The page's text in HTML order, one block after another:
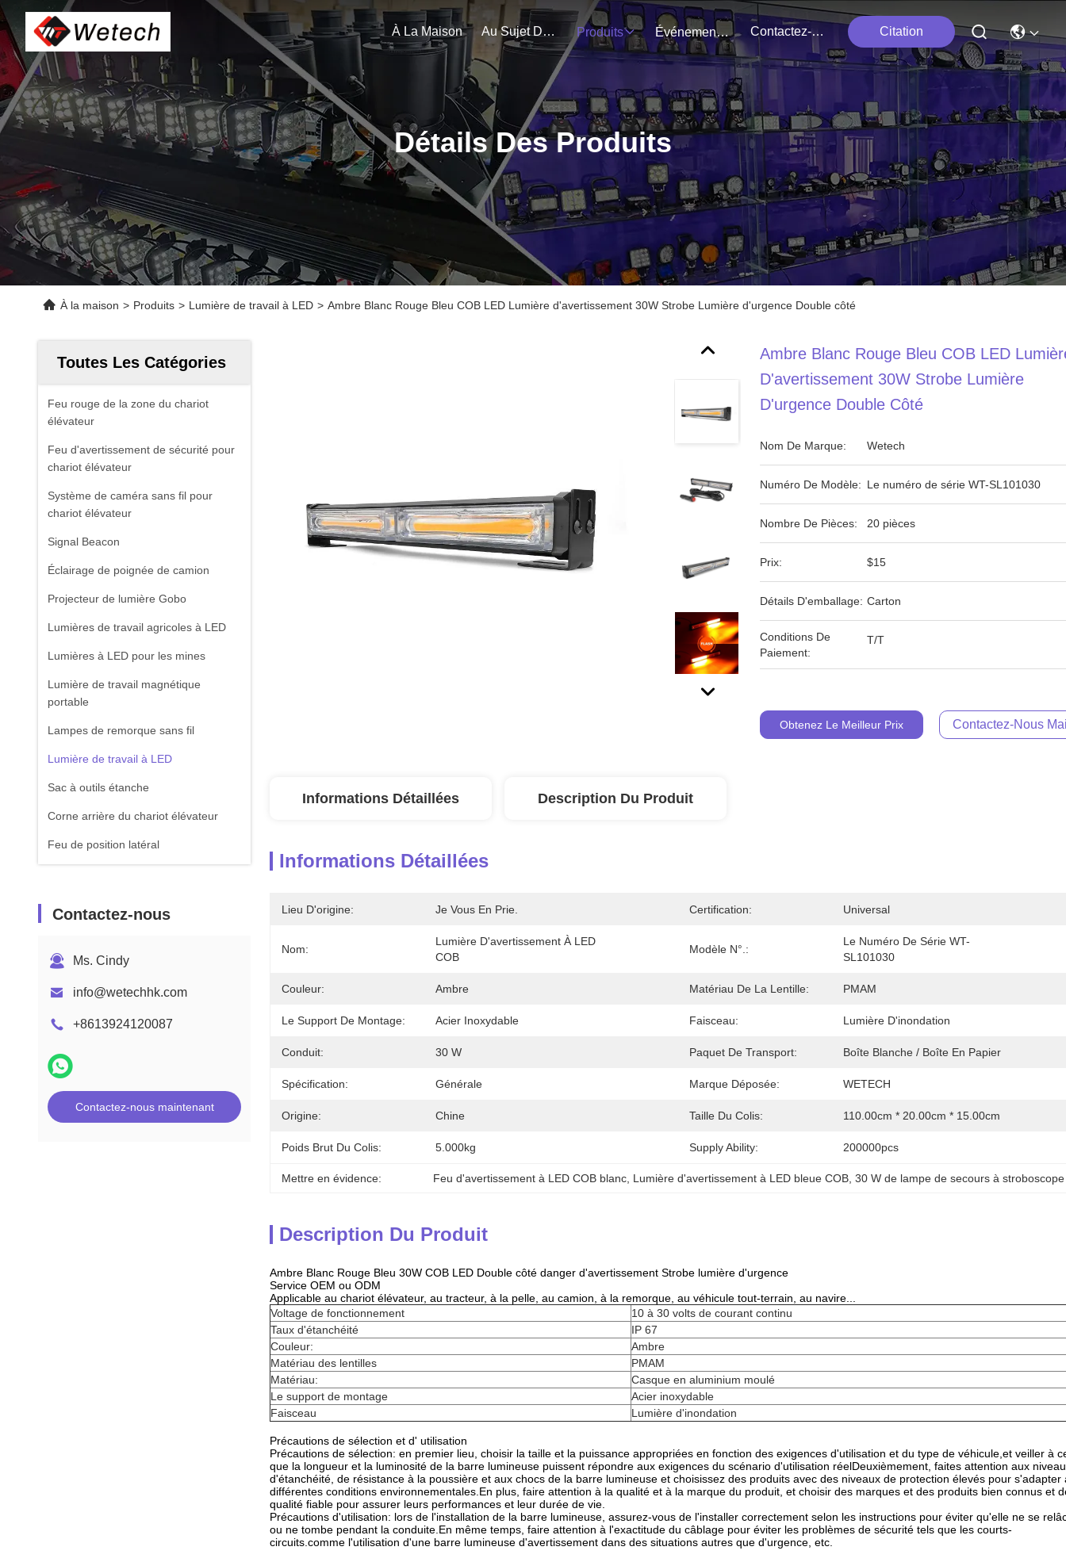
À La Maison Au Sujet De Nous Produits Événements Contactez-Nous Citation
Détails Des Produits
À la maison > Produits > Lumière de travail à LED > Ambre Blanc Rouge Bleu COB LED Lumière d'avertissement 30W Strobe Lumière d'urgence Double côté
Toutes Les Catégories
Feu rouge de la zone du chariot
élévateur
Feu d'avertissement de sécurité pour
chariot élévateur
Système de caméra sans fil pour
chariot élévateur
Signal Beacon
Éclairage de poignée de camion
Projecteur de lumière Gobo
Lumières de travail agricoles à LED
Lumières à LED pour les mines
Lumière de travail magnétique
portable
Lampes de remorque sans fil
Lumière de travail à LED
Sac à outils étanche
Corne arrière du chariot élévateur
Feu de position latéral
Contactez-nous
Ms. Cindy
info@wetechhk.com
+8613924120087
Contactez-nous maintenant
Ambre Blanc Rouge Bleu COB LED
D'avertissement 30W Strobe Lumière
D'urgence Double Côté
Nom De Marque: Wetech
Numéro De Modèle: Le numéro de série WT-SL101030
Nombre De Pièces: 20 pièces
Prix: $15
Détails D'emballage: Carton
Conditions De
Paiement:
T/T
Obtenez Le Meilleur Prix Contactez-Nous
Informations Détaillées Description Du Produit
Informations Détaillées
Lieu D'origine: Je Vous En Prie. Certification: Universal
Nom:
Lumière D'avertissement À LED
COB
Modèle N°.:
Le Numéro De Série WT-
SL101030
Couleur: Ambre Matériau De La Lentille: PMAM
Le Support De Montage: Acier Inoxydable Faisceau: Lumière D'inondation
Conduit: 30 W Paquet De Transport: Boîte Blanche / Boîte En Papier
Spécification: Générale Marque Déposée: WETECH
Origine: Chine Taille Du Colis: 110.00cm * 20.00cm * 15.00cm
Poids Brut Du Colis: 5.000kg Supply Ability: 200000pcs
Mettre en évidence: Feu d'avertissement à LED COB blanc Lumière d'avertissement à LED bleue COB , 30 W de lampe de secours à stroboscope
Description Du Produit
Ambre Blanc Rouge Bleu 30W COB LED Double côté danger d'avertissement Strobe lumière d'urgence
Service OEM ou ODM
Applicable au chariot élévateur, au tracteur, à la pelle, au camion, à la remorque, au véhicule tout-terrain, au navire...
Voltage de fonctionnement
10 à 30 volts de courant continu
Taux d'étanchéité
IP 67
Couleur:
Ambre
Matériau des lentilles
PMAM
Matériau:
Casque en aluminium moulé
Le support de montage
Acier inoxydable
Faisceau
Lumière d'inondation
Précautions de sélection et d' utilisation
Précautions de sélection: en premier lieu, choisir la taille et la puissance appropriées en fonction des exigences d'utilisation et du type de véhicule,et veiller à
que la longueur et la luminosité de la barre lumineuse puissent répondre aux exigences du scénario d'utilisation réelDeuxièmement, faites attention aux
d'étanchéité, de résistance à la poussière et aux chocs de la barre lumineuse et choisissez des produits avec des niveaux de protection élevés pour s'adapter
différentes conditions environnementales.En plus, faire attention à la qualité et à la marque du produit, et choisir des marques et des produits bien connus et
qualité fiable pour assurer leurs performances et leur durée de vie.
Précautions d'utilisation: lors de l'installation de la barre lumineuse, assurez-vous de l'installer correctement selon les instructions pour éviter qu'elle ne se
ou ne tombe pendant la conduite.En même temps, faire attention à l'exactitude du câblage pour éviter les problèmes de sécurité tels que les courts-
circuits.comme l'utilisation d'une barre lumineuse d'avertissement dans des situations autres que d'urgence, etc.